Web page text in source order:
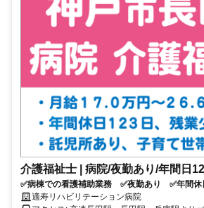
介護福祉士 | 病院/夜勤あり/年間日
✅病棟での看護補助業務 ✅夜勤あり ✅年間
働、残業月4時間程度！ ✅託児所あり ✅車通
適寿リハビリテーション病院